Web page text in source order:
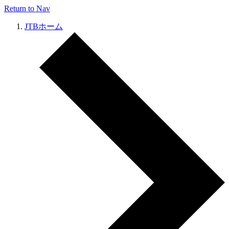
Return to Nav
JTBホーム